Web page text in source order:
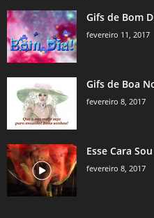
Gifs de Bom
fevereiro 11, 2017
Gifs de Boa
fevereiro 8, 2017
Esse Cara
fevereiro 8, 2017